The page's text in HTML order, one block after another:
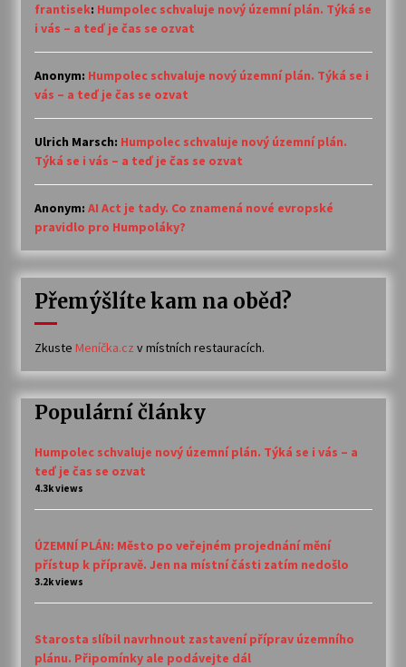
frantisek: Humpolec schvaluje nový územní plán. Týká se
i vás – a teď je čas se ozvat
Anonym: Humpolec schvaluje nový územní plán. Týká se i
vás – a teď je čas se ozvat
Ulrich Marsch: Humpolec schvaluje nový územní plán.
Týká se i vás – a teď je čas se ozvat
Anonym: AI Act je tady. Co znamená nové evropské
pravidlo pro Humpoláky?
Přemýšlíte kam na oběd?
Zkuste Meníčka.cz v místních restauracích.
Populární články
Humpolec schvaluje nový územní plán. Týká se i vás – a
teď je čas se ozvat
4.3k views
ÚZEMNÍ PLÁN: Město po veřejném projednání mění
přístup k přípravě. Jen na místní části zatím nedošlo
3.2k views
Starosta slíbil navrhnout zastavení příprav územního
plánu. Připomínky ale podávejte dál